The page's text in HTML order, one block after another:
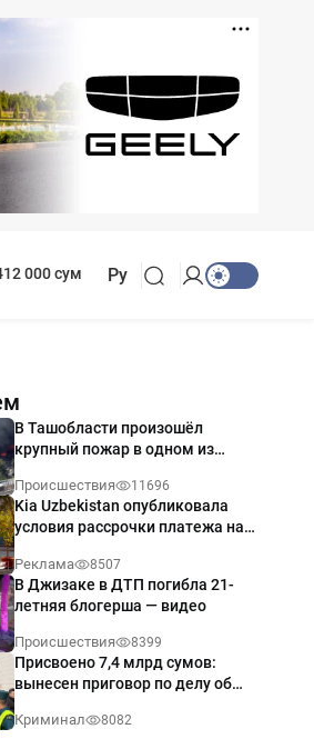
000 сум Ру
В Ташобласти произошёл
крупный пожар в одном из
Происшествия 11696
Kia Uzbekistan опубликовала
условия рассрочки платежа на
годовых
Реклама 8507
В Джизаке в ДТП погибла 21-
летняя блогерша — видео
Происшествия 8399
Присвоено 7,4 млрд сумов:
вынесен приговор по делу об
Ташкенте
Криминал 8082